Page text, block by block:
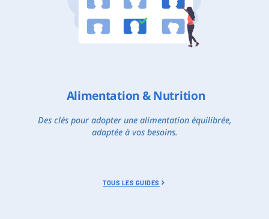
Alimentation & Nutrition
Des clés pour adopter une alimentation équilibrée,
adaptée à vos besoins.
TOUS LES GUIDES